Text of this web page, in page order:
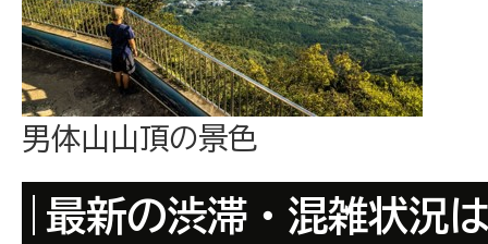
男体山山頂の景色
最新の渋滞・混雑状況